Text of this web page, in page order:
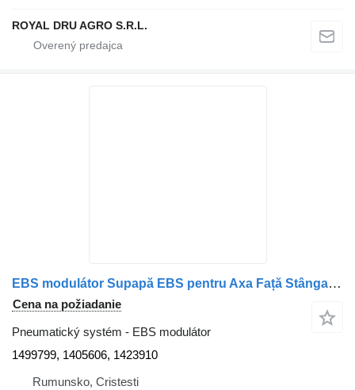
ROYAL DRU AGRO S.R.L.
EBS modulátor Supapă EBS pentru Axa Față Stânga 1499799 na nákladného auta Scania 1499799 1405606 1423910
Cena na požiadanie
Pneumatický systém - EBS modulátor
1499799, 1405606, 1423910
Rumunsko, Cristesti